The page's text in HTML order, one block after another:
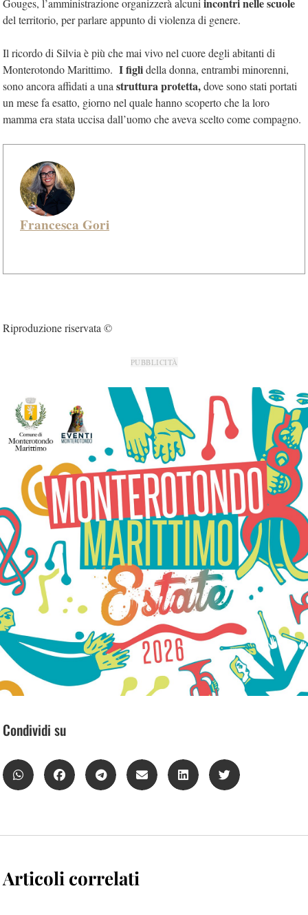
Gouges, l’amministrazione organizzerà alcuni
del territorio, per parlare appunto di violenza di genere.
Il ricordo di Silvia è più che mai vivo nel cuore degli abitanti di
Monterotondo Marittimo. I figlidella donna, entrambi minorenni,
sono ancora affidati a una struttura protetta,dove sono stati portati
un mese fa esatto, giorno nel quale hanno scoperto che la loro
mamma era stata uccisa dall’uomo che aveva scelto come compagno.
Francesca Gori
Riproduzione riservata ©
PUBBLICITÀ
Condividi su
Articoli correlati